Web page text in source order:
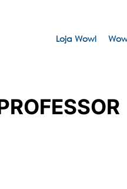
Loja Wowl